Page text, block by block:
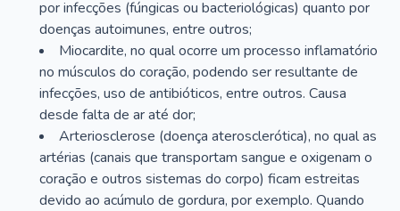
por infecções (fúngicas ou bacteriológicas) quanto por
doenças autoimunes, entre outros;
Miocardite, no qual ocorre um processo inflamatório
no músculos do coração, podendo ser resultante de
infecções, uso de antibióticos, entre outros. Causa
desde falta de ar até dor;
Arteriosclerose (doença aterosclerótica), no qual as
artérias (canais que transportam sangue e oxigenam o
coração e outros sistemas do corpo) ficam estreitas
devido ao acúmulo de gordura, por exemplo. Quando